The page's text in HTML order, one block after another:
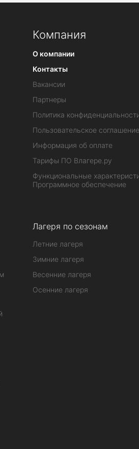
Компания
О компании
Контакты
Вакансии
Партнеры
Политика
Пользовательское соглашение
Информация об оплате
Тарифы ПО Влагере.ру
Функциональные
Программное обеспечение
Лагеря по сезонам
Летние лагеря
Зимние лагеря
Весенние лагеря
Осенние лагеря